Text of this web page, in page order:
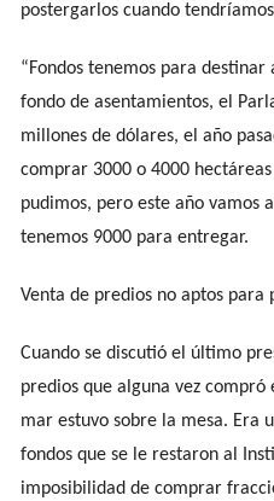
postergarlos cuando
“Fondos tenemos para
fondo de asentamientos, el
millones de dólares, el año
comprar 3000 o 4000
pudimos, pero este año vamos
tenemos 9000 para entregar.
Venta de predios no aptos para
Cuando se discutió el último
predios que alguna vez
mar estuvo sobre la mesa. Era
fondos que se le restaron al
imposibilidad de comprar